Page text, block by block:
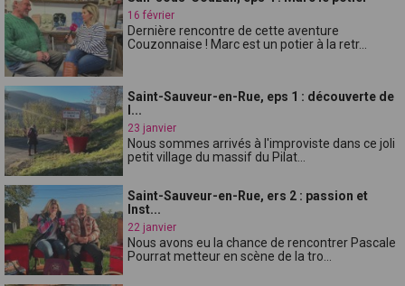
16 février
Dernière rencontre de cette aventure
Couzonnaise ! Marc est un potier à la retr...
Saint-Sauveur-en-Rue, eps 1 : découverte de
l...
23 janvier
Nous sommes arrivés à l'improviste dans ce joli
petit village du massif du Pilat...
Saint-Sauveur-en-Rue, ers 2 : passion et
Inst...
22 janvier
Nous avons eu la chance de rencontrer Pascale
Pourrat metteur en scène de la tro...